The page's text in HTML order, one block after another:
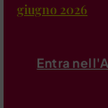
giugno 2026
Entra